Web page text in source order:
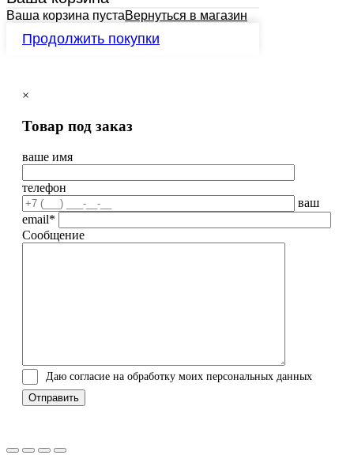
Ваша корзина пустаВернуться в магазин
Продолжить покупки
×
Товар под заказ
ваше имя
телефон
ваш
email*
Сообщение
Даю согласие на обработку моих персональных данных